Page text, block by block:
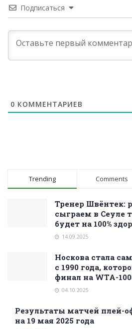
Подписаться
0 КОММЕНТАРИЕВ
Trending Comments
Тренер Швёнтек:
сыграем в Сеуле
будет на 100%
14.09.2025
Носкова стала
с 1990 года,
финал на WTA-
04.10.2025
Результаты матчей плей-
на 19 мая 2025 года